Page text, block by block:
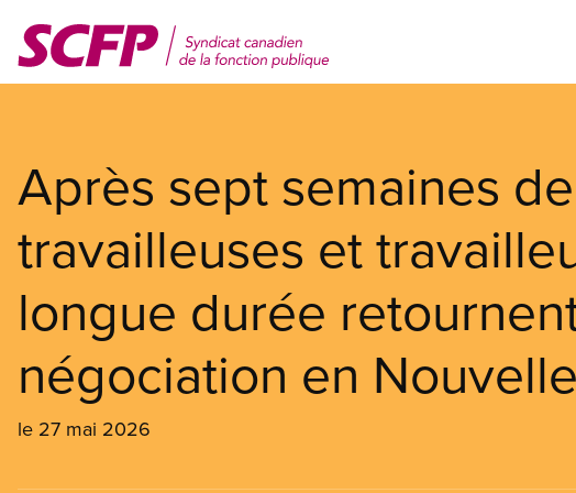
contenu
Après sept semaines
travailleuses et
longue durée
négociation en
le 27 mai 2026